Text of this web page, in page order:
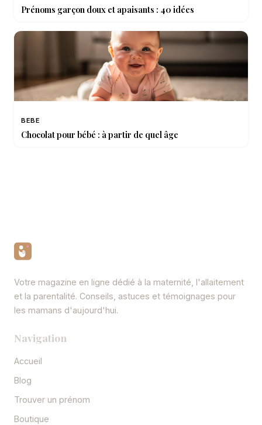
Prénoms garçon doux et apaisants : 40 idées
BEBE
Chocolat pour bébé : à partir de quel âge
Votre magazine en ligne dédié à la maternité, l'allaitement
et la parentalité. Conseils, astuces et témoignages pour
les mamans d'aujourd'hui.
Navigation
Accueil
Blog
Trouver un prénom
Boutique